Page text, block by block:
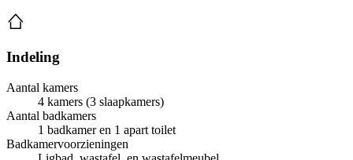
Indeling
Aantal kamers
4 kamers (3 slaapkamers)
Aantal badkamers
1 badkamer en 1 apart toilet
Badkamervoorzieningen